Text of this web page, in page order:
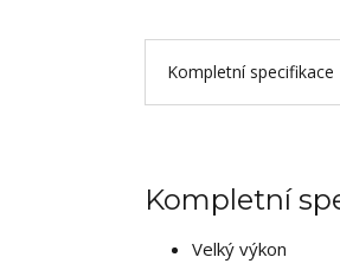
Kompletní specifikace
Kompletní
Velký výkon